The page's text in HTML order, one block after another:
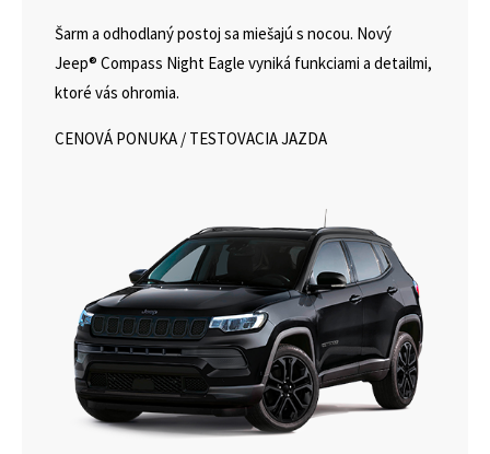
Šarm a odhodlaný postoj sa miešajú s nocou. Nový
Jeep® Compass Night Eagle vyniká funkciami a detailmi,
ktoré vás ohromia.
CENOVÁ PONUKA / TESTOVACIA JAZDA